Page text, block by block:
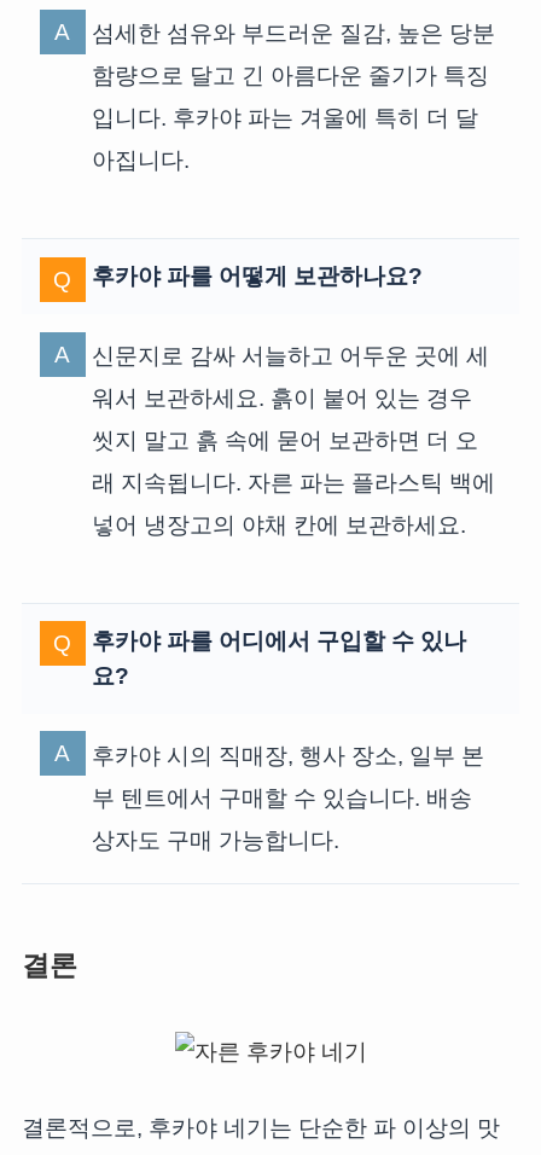
섬세한 섬유와 부드러운 질감, 높은 당분
함량으로 달고 긴 아름다운 줄기가 특징
입니다. 후카야 파는 겨울에 특히 더 달
아집니다.
후카야 파를 어떻게 보관하나요?
신문지로 감싸 서늘하고 어두운 곳에 세
워서 보관하세요. 흙이 붙어 있는 경우
씻지 말고 흙 속에 묻어 보관하면 더 오
래 지속됩니다. 자른 파는 플라스틱 백에
넣어 냉장고의 야채 칸에 보관하세요.
후카야 파를 어디에서 구입할 수 있나
요?
후카야 시의 직매장, 행사 장소, 일부 본
부 텐트에서 구매할 수 있습니다. 배송
상자도 구매 가능합니다.
결론
결론적으로, 후카야 네기는 단순한 파 이상의 맛